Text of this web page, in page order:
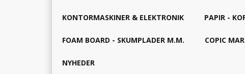
KONTORMASKINER & ELEKTRONIK PAPIR -
FOAM BOARD - SKUMPLADER M.M. COPIC
NYHEDER